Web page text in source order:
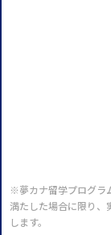
※夢カナ留学プログラ
満たした場合に限り、
します。